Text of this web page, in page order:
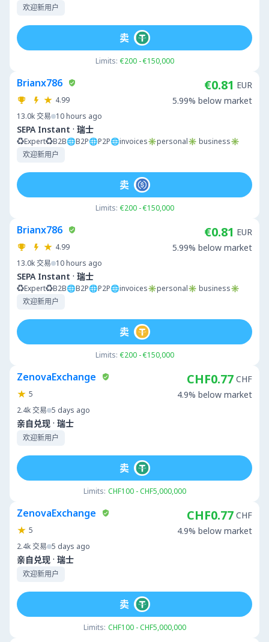
欢迎新用户
Limits: €200 - €150,000
卖
Brianx786
4.99
13.0k交易 10 hours ago
SEPA Instant · 瑞士
♻️Expert♻️B2B🌐B2P🌐P2P🌐invoices✳️personal✳️ business✳️
欢迎新用户
€0.81 EUR
5.99% below market
Limits: €200 - €150,000
卖
Brianx786
4.99
13.0k交易 10 hours ago
SEPA Instant · 瑞士
♻️Expert♻️B2B🌐B2P🌐P2P🌐invoices✳️personal✳️ business✳️
欢迎新用户
€0.81 EUR
5.99% below market
Limits: €200 - €150,000
卖
ZenovaExchange
5
2.4k交易 5 days ago
亲自兑现 · 瑞士
欢迎新用户
CHF0.77 CHF
4.9% below market
Limits: CHF100 - CHF5,000,000
卖
ZenovaExchange
5
2.4k交易 5 days ago
亲自兑现 · 瑞士
欢迎新用户
CHF0.77 CHF
4.9% below market
Limits: CHF100 - CHF5,000,000
卖